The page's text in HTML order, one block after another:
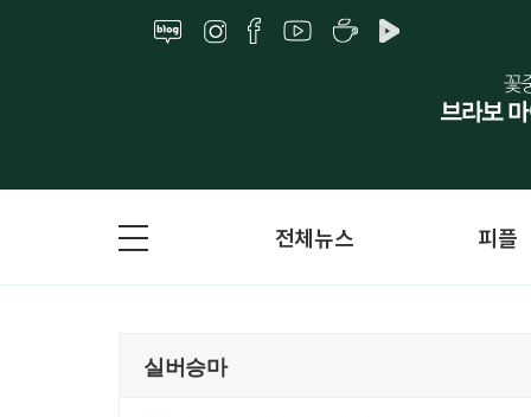
전체뉴스 피플